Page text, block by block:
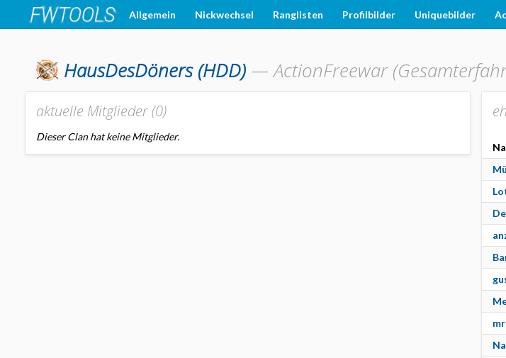
Allgemein Nickwechsel Ranglisten Profilbilder Uniquebilder
HausDesDöners(HDD) —ActionFreewar
aktuelle Mitglieder (0)
Dieser Clan hat keine Mitglieder.